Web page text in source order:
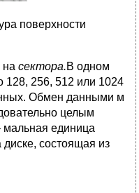
поверхности
на сектора.В одном
128, 256, 512 или 1024
Обмен данными м
целым
мальная единица
состоящая из